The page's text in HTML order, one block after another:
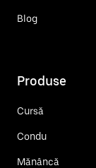
Blog
Produse
Cursă
Condu
Mănâncă